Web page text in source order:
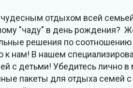
чудесным отдыхом всей
"чаду" в день рождения?
решения по
к нам! В нашем
с детьми! Убедитесь лично
пакеты для отдыха семей